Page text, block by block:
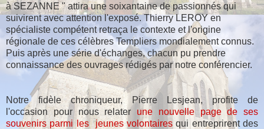
à SEZANNE " attira une soixantaine de passionnés qui
suivirent avec attention l'exposé. Thierry LEROY en
spécialiste compétent retraça le contexte et l'origine
régionale de ces célèbres Templiers mondialement connus.
Puis après une série d'échanges, chacun pu prendre
connaissance des ouvrages rédigés par notre conférencier.
Notre fidèle chroniqueur, Pierre Lesjean, profite de
l'occasion pour nous relater une nouvelle page de ses
souvenirs parmi les jeunes volontairesqui entreprirent des